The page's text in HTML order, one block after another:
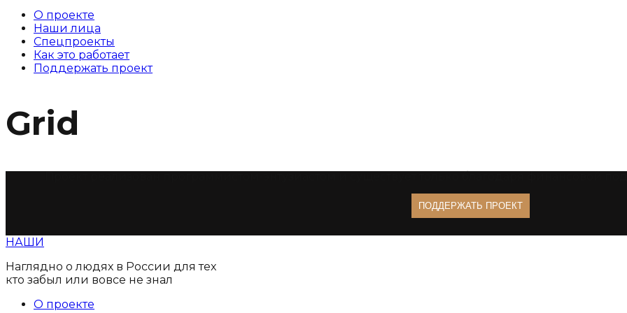
О проекте
Наши лица
Спецпроекты
Как это работает
Поддержать проект
Grid
ПОДДЕРЖАТЬ ПРОЕКТ
НАШИ
Наглядно о людях в России для тех
кто забыл или вовсе не знал
О проекте